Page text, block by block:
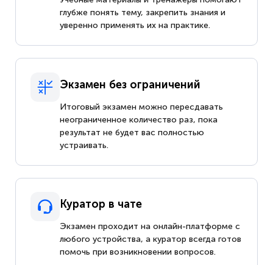
глубже понять тему, закрепить знания и
уверенно применять их на практике.
Экзамен без ограничений
Итоговый экзамен можно пересдавать
неограниченное количество раз, пока
результат не будет вас полностью
устраивать.
Куратор в чате
Экзамен проходит на онлайн-платформе с
любого устройства, а куратор всегда готов
помочь при возникновении вопросов.